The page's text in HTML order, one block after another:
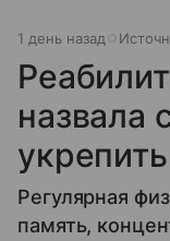
1 день назад
назвала
Регулярная
память,